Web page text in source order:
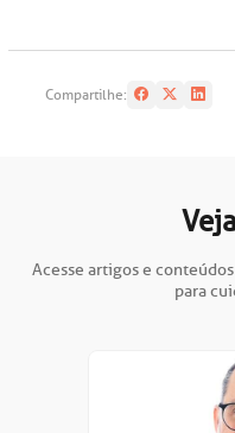
Compartilhe:
Acesse artigos e
para